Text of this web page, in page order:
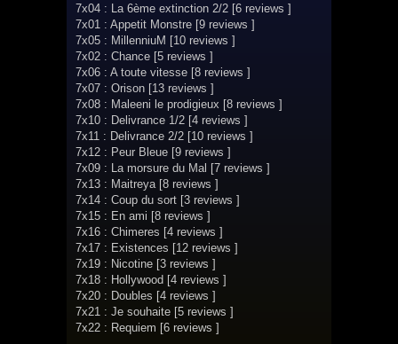
7x04 : La 6ème extinction 2/2 [6 reviews ]
7x01 : Appetit Monstre [9 reviews ]
7x05 : MillenniuM [10 reviews ]
7x02 : Chance [5 reviews ]
7x06 : A toute vitesse [8 reviews ]
7x07 : Orison [13 reviews ]
7x08 : Maleeni le prodigieux [8 reviews ]
7x10 : Delivrance 1/2 [4 reviews ]
7x11 : Delivrance 2/2 [10 reviews ]
7x12 : Peur Bleue [9 reviews ]
7x09 : La morsure du Mal [7 reviews ]
7x13 : Maitreya [8 reviews ]
7x14 : Coup du sort [3 reviews ]
7x15 : En ami [8 reviews ]
7x16 : Chimeres [4 reviews ]
7x17 : Existences [12 reviews ]
7x19 : Nicotine [3 reviews ]
7x18 : Hollywood [4 reviews ]
7x20 : Doubles [4 reviews ]
7x21 : Je souhaite [5 reviews ]
7x22 : Requiem [6 reviews ]